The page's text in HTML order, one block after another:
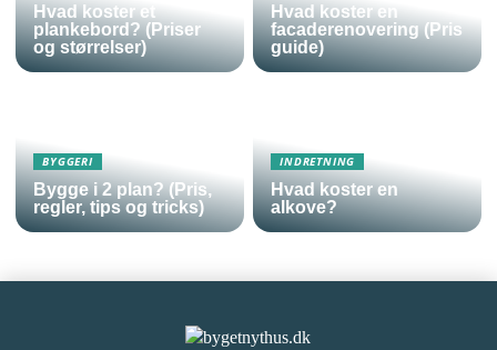
Hvad koster et
plankebord? (Priser
og størrelser)
Hvad koster en
facaderenovering (Pris
guide)
BYGGERI
Bygge i 2 plan? (Pris,
regler, tips og tricks)
INDRETNING
Hvad koster en
alkove?